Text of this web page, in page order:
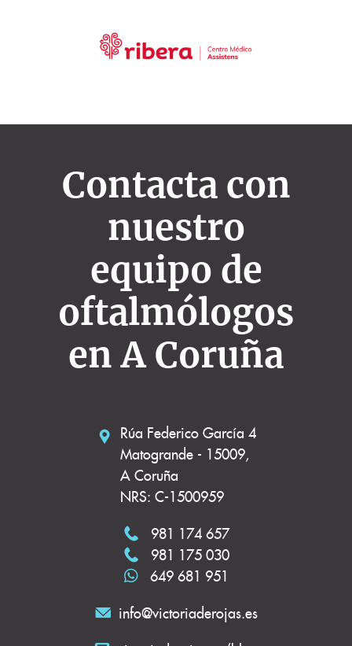
Contacta con
nuestro
equipo de
oftalmólogos
en A Coruña
Rúa Federico García 4
Matogrande - 15009,
A Coruña
NRS: C-1500959
981 174 657
981 175 030
649 681 951
info@victoriaderojas.es